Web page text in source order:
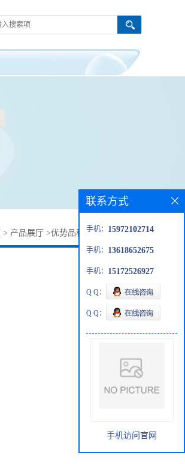
> 产品展厅 >优势品种 > 六水高氯酸锌
联系方式
手机： 15972102714
手机： 13618652675
手机： 15172526927
Q Q：
Q Q：
手机访问官网